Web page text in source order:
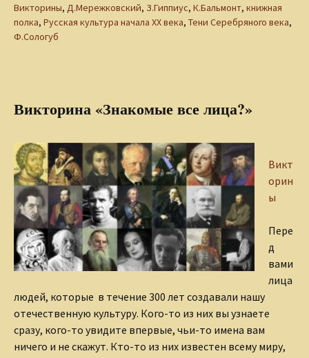
Викторины, Д.Мережковский, З.Гиппиус, К.Бальмонт, книжная
полка, Русская культура начала ХХ века, Тени Серебряного века,
Ф.Сологуб
Викторина «Знакомые все лица?»
Викт
орин
ы
Пере
д
вами
лица
людей, которые в течение 300 лет создавали нашу
отечественную культуру. Кого-то из них вы узнаете
сразу, кого-то увидите впервые, чьи-то имена вам
ничего и не скажут. Кто-то из них известен всему миру,